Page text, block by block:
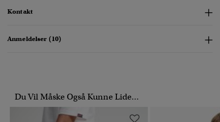
Kontakt
Anmeldelser (10)
Du Vil Måske Også Kunne Lide...